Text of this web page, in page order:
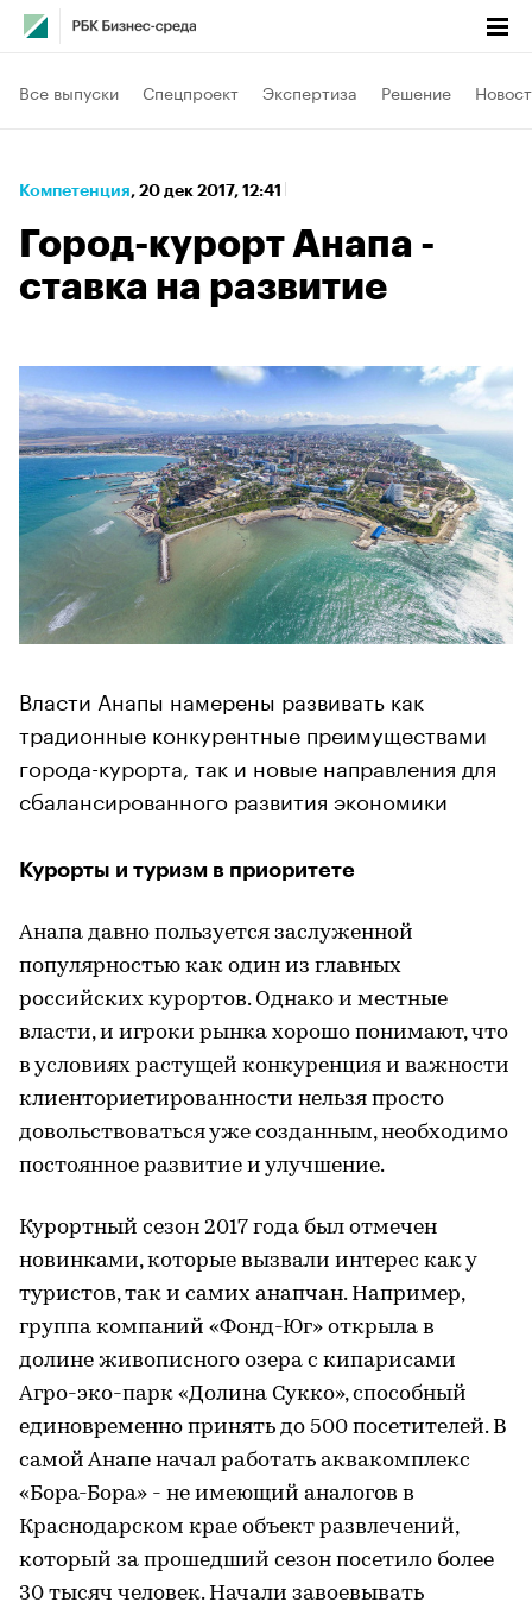
Все выпуски Спецпроект Экспертиза Решение
Компетенция⁠, 20 дек 2017, 12:41
Город-курорт Анапа -
ставка на развитие
Власти Анапы намерены развивать как
традионные конкурентные преимуществами
города-курорта, так и новые направления для
сбалансированного развития экономики
Курорты и туризм в приоритете
Анапа давно пользуется заслуженной
популярностью как один из главных
российских курортов. Однако и местные
власти, и игроки рынка хорошо понимают, что
в условиях растущей конкуренция и важности
клиенториетированности нельзя просто
довольствоваться уже созданным, необходимо
постоянное развитие и улучшение.
Курортный сезон 2017 года был отмечен
новинками, которые вызвали интерес как у
туристов, так и самих анапчан. Например,
группа компаний «Фонд-Юг» открыла в
долине живописного озера с кипарисами
Агро-эко-парк «Долина Сукко», способный
единовременно принять до 500 посетителей. В
самой Анапе начал работать аквакомплекс
«Бора-Бора» - не имеющий аналогов в
Краснодарском крае объект развлечений,
который за прошедший сезон посетило более
30 тысяч человек. Начали завоевывать